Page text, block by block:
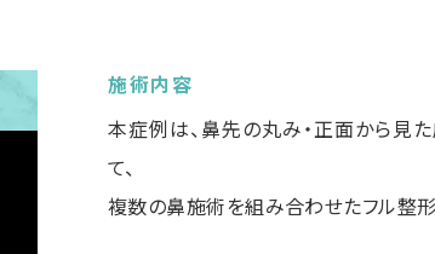
施術内容
本症例は、鼻先の丸み・正面から見
て、
複数の鼻施術を組み合わせたフル整